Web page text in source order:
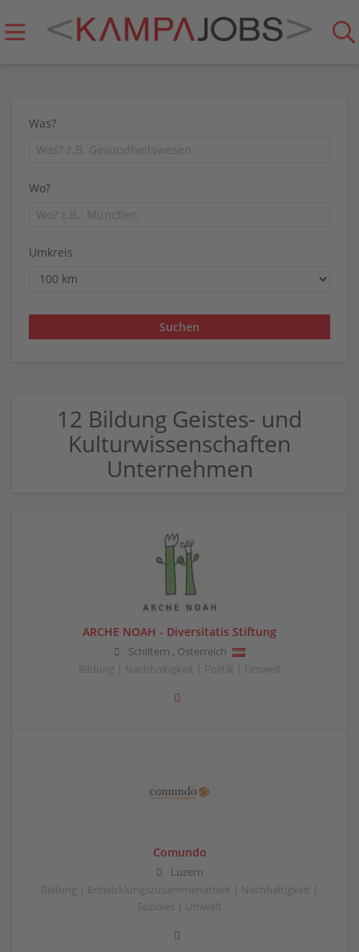
Was?
Wo?
Umkreis
12 Bildung Geistes- und
Kulturwissenschaften
Unternehmen
ARCHE NOAH - Diversitatis Stiftung
Schiltern , Österreich
Bildung | Nachhaltigkeit | Politik | Umwelt
Comundo
Luzern
Bildung | Entwicklungszusammenarbeit | Nachhaltigkeit |
Soziales | Umwelt